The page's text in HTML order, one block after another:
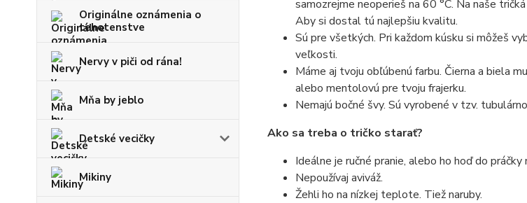
Originálne oznámenia o
tehotenstve
Nervy v piči od rána!
Mňa by jeblo
Detské vecičky
Mikiny
samozrejme neoperieš na 60 °C. Na naše
Aby si dostal tú najlepšiu kvalitu.
Sú pre všetkých. Pri každom kúsku si môžeš
veľkosti.
Máme aj tvoju obľúbenú farbu. Čierna a biela
alebo mentolovú pre tvoju frajerku.
Nemajú bočné švy. Sú vyrobené v tzv.
Ako sa treba o tričko starať?
Ideálne je ručné pranie, alebo ho hoď do
Nepoužívaj aviváž.
Žehli ho na nízkej teplote. Tiež naruby.